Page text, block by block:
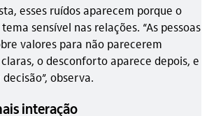
esses ruídos aparecem porque o
sensível nas relações. “As pessoas
valores para não parecerem
claras, o desconforto aparece depois, e
observa.
interação